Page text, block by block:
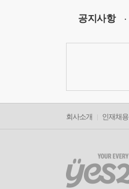
공지사항
회사소개 인재채용